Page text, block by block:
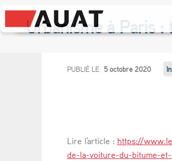
Urbanisme à Paris :
U
a
PUBLIÉ LE 5 octobre 2020
Lire l'article : https://
de-la-voiture-du-bitume-